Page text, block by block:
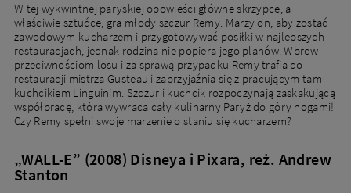
W tej wykwintnej paryskiej opowieści główne skrzypce, a
właściwie sztućce, gra młody szczur Remy. Marzy on, aby zostać
zawodowym kucharzem i przygotowywać posiłki w najlepszych
restauracjach, jednak rodzina nie popiera jego planów. Wbrew
przeciwnościom losu i za sprawą przypadku Remy trafia do
restauracji mistrza Gusteau i zaprzyjaźnia się z pracującym tam
kuchcikiem Linguinim. Szczur i kuchcik rozpoczynają zaskakującą
współpracę, która wywraca cały kulinarny Paryż do góry nogami!
Czy Remy spełni swoje marzenie o staniu się kucharzem?
„WALL-E” (2008) Disneya i Pixara, reż. Andrew
Stanton